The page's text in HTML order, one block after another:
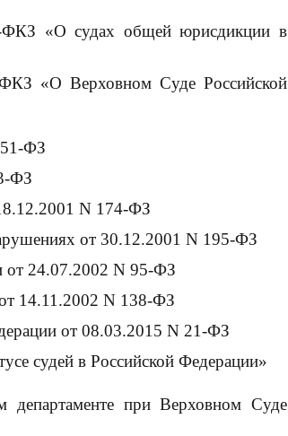
ФКЗ «О судах общей юрисдикции в
«О Верховном Суде Российской
51-ФЗ
ФЗ
N 174-ФЗ
от 30.12.2001 N 195-ФЗ
от 24.07.2002 N 95-ФЗ
14.11.2002 N 138-ФЗ
от 08.03.2015 N 21-ФЗ
судей в Российской Федерации»
при Верховном Суде